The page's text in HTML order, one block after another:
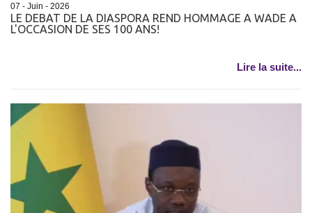
07 - Juin - 2026
LE DEBAT DE LA DIASPORA REND HOMMAGE A WADE A
L'OCCASION DE SES 100 ANS!
Lire la suite...